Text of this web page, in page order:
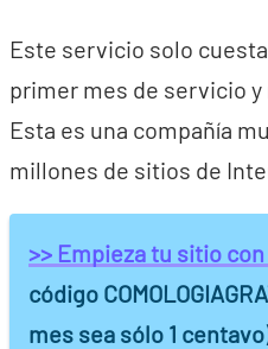
Este servicio solo
primer mes de servicio
Esta es una compañía
millones de sitios de
>> Empieza tu sitio
código
mes sea sólo 1